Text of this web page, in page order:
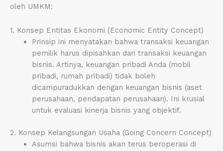
oleh UMKM:
1. Konsep Entitas Ekonomi (Economic Entity Concept)
Prinsip ini menyatakan bahwa transaksi keuangan
pemilik harus dipisahkan dari transaksi keuangan
bisnis. Artinya, keuangan pribadi Anda (mobil
pribadi, rumah pribadi) tidak boleh
dicampuradukkan dengan keuangan bisnis (aset
perusahaan, pendapatan perusahaan). Ini krusial
untuk evaluasi kinerja bisnis yang objektif.
2. Konsep Kelangsungan Usaha (Going Concern Concept)
Asumsi bahwa bisnis akan terus beroperasi di